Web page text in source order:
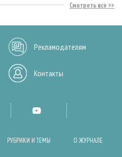
Смотреть все
Рекламодателям
Контакты
РУБРИКИ И ТЕМЫ О ЖУРНАЛЕ